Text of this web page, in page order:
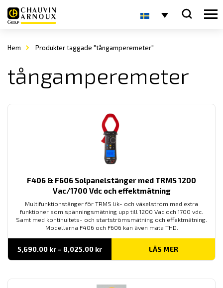
Hem Produkter taggade "tångamperemeter"
tångamperemeter
F406 & F606 Solpanelstänger med TRMS 1200
Vac/1700 Vdc och effektmätning
Multifunktionstänger för TRMS lik- och växelström med extra
funktioner som spänningsmätning upp till 1200 Vac och 1700 vdc.
Samt med kontinuitets- och startströmsmätning och effektmätning.
Modellerna F406 och F606 kan även mäta THD.
5,690.00 kr – 8,025.00 krPrisintervall:
till
LÄS MER